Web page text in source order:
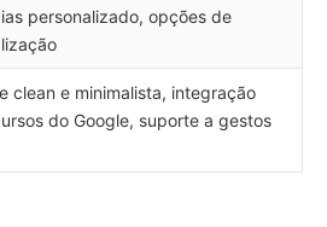
personalizado, opções de
clean e minimalista, integração
do Google, suporte a gestos